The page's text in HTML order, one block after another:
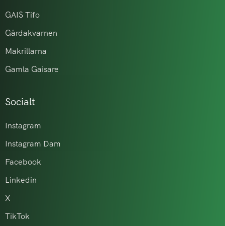
GAIS Tifo
Gårdakvarnen
Makrillarna
Gamla Gaisare
Socialt
Instagram
Instagram Dam
Facebook
Linkedin
X
TikTok